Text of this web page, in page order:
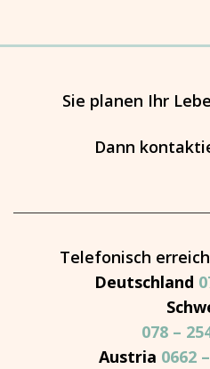
Sie planen Ihr
Dann
Telefonisch
Deutschland
078 –
Austria 0662